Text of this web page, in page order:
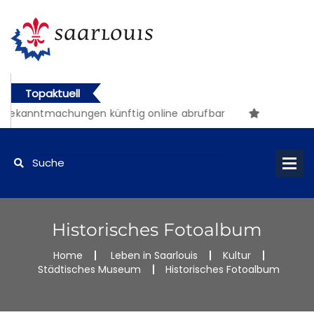
Topaktuell
künftig online abrufbar
Historisches Fotoalbum
Home Leben in Saarlouis
Kultur
Städtisches Museum
Historisches Fotoalbum